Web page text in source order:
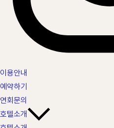
이용안내
예약하기
연회문의
호텔소개